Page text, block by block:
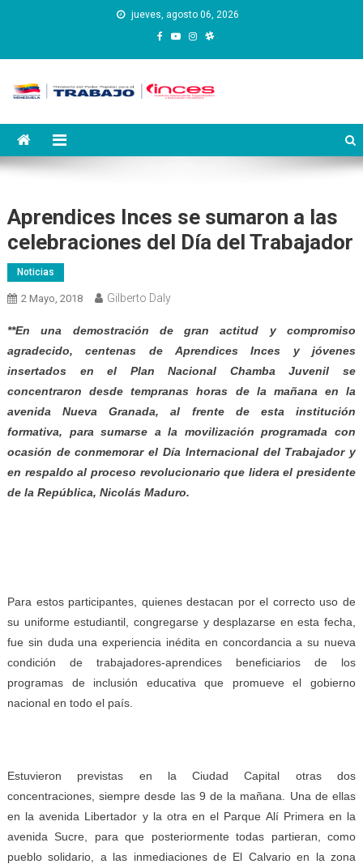
jueves, agosto 06, 2026
Instituto Nacional de
Capacitación y Educación
Aprendices Inces se sumaron a las
celebraciones del Día del Trabajador
Noticias
2 Mayo, 2018 Gilberto Daly
**En una demostración de gran actitud y compromiso
agradecido, centenas de Aprendices Inces y jóvenes
insertados en el Plan Nacional Chamba Juvenil se
concentraron desde tempranas horas de la mañana en la
avenida Nueva Granada, al frente de esta institución
formativa, para sumarse a la movilización programada con
ocasión de conmemorar el Día Internacional del Trabajador y
en respaldo al proceso revolucionario que lidera el presidente
de la República, Nicolás Maduro.
Para estos participantes, quienes destacan por el correcto uso de
su uniforme estudiantil, congregarse y desplazarse en esta fecha,
fue sin duda una experiencia inédita en concordancia a su nueva
condición de trabajadores-aprendices beneficiarios de los
programas de inclusión educativa que promueve el gobierno
nacional en todo el país.
Estuvieron previstas en la Ciudad Capital otras dos
concentraciones, siempre desde las 9 de la mañana. Una de ellas
en la avenida Libertador y la otra en el Parque Alí Primera en la
avenida Sucre, para que posteriormente todas partieran, como
pueblo solidario, a las inmediaciones de El Calvario en la zona